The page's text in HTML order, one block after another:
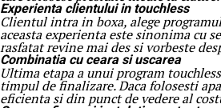
Experienta clientului in touchless
Clientul intra in boxa, alege
aceasta experienta este sinonima cu
rasfatat revine mai des si vorbeste
Combinatia cu ceara si uscarea
Ultima etapa a unui program
timpul de finalizare. Daca folosesti
eficienta si din punct de vedere al